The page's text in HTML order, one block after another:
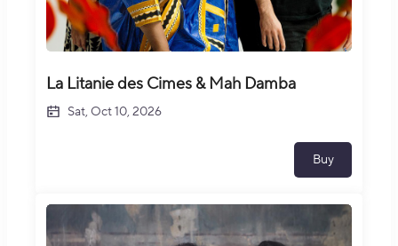
La Litanie des Cimes & Mah Damba
Sat, Oct 10, 2026
Buy